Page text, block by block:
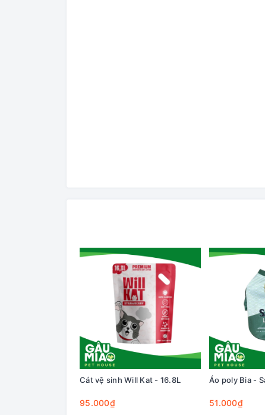
Cát vệ sinh Will Kat - 16.8L
95.000₫
Áo poly Bia -
51.000₫